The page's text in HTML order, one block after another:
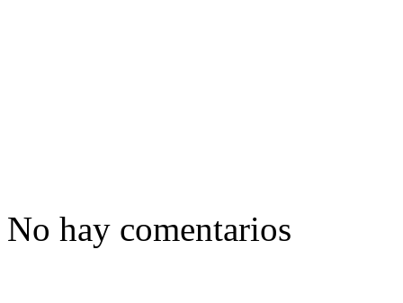
No hay comentarios